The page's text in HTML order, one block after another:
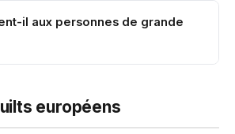
il aux personnes de grande
européens